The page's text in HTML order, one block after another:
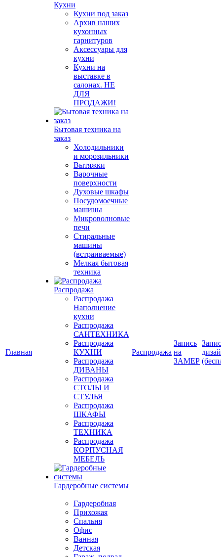
Главная
Кухни
Кухни под заказ
Архив наших
кухонных
гарнитуров
Аксессуары для
кухни
Кухни на
выставке в
салонах. НЕ
ДЛЯ
ПРОДАЖИ!
Бытовая техника на
заказ
Холодильники
и морозильники
Вытяжки
Варочные
поверхности
Духовые шкафы
Посудомоечные
машины
Микроволновые
печи
Стиральные
машины
(встраиваемые)
Мелкая бытовая
техника
Распродажа
Распродажа
Наполнение
кухни
Распродажа
САНТЕХНИКА
Распродажа
КУХНИ
Распродажа
ДИВАНЫ
Распродажа
СТОЛЫ И
СТУЛЬЯ
Распродажа
ШКАФЫ
Распродажа
ТЕХНИКА
Распродажа
КОРПУСНАЯ
МЕБЕЛЬ
Гардеробные системы
Гардеробная
Прихожая
Спальня
Офис
Ванная
Детская
Распродажа
Запись
на
ЗАМЕР